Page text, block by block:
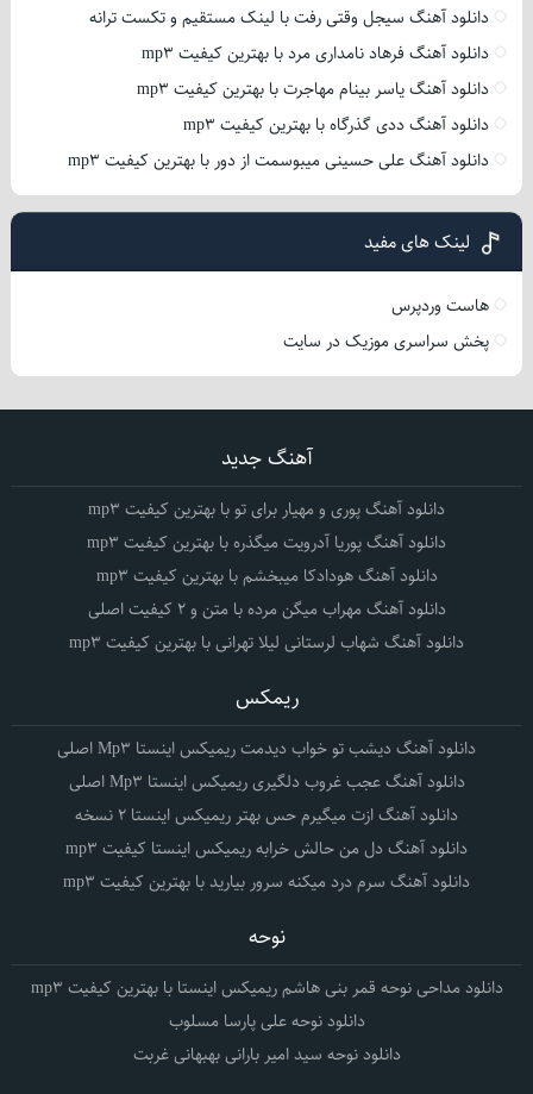
دانلود آهنگ سیجل وقتی رفت با لینک مستقیم و تکست ترانه
دانلود آهنگ فرهاد نامداری مرد با بهترین کیفیت mp3
دانلود آهنگ یاسر بینام مهاجرت با بهترین کیفیت mp3
دانلود آهنگ ددی گذرگاه با بهترین کیفیت mp3
دانلود آهنگ علی حسینی میبوسمت از دور با بهترین کیفیت mp3
لینک های مفید
هاست وردپرس
پخش سراسری موزیک در سایت
آهنگ جدید
دانلود آهنگ پوری و مهیار برای تو با بهترین کیفیت mp3
دانلود آهنگ پوریا آدرویت میگذره با بهترین کیفیت mp3
دانلود آهنگ هودادکا میبخشم با بهترین کیفیت mp3
دانلود آهنگ مهراب میگن مرده با متن و 2 کیفیت اصلی
دانلود آهنگ شهاب لرستانی لیلا تهرانی با بهترین کیفیت mp3
ریمکس
دانلود آهنگ دیشب تو خواب دیدمت ریمیکس اینستا Mp3 اصلی
دانلود آهنگ عجب غروب دلگیری ریمیکس اینستا Mp3 اصلی
دانلود آهنگ ازت میگیرم حس بهتر ریمیکس اینستا 2 نسخه
دانلود آهنگ دل من حالش خرابه ریمیکس اینستا کیفیت mp3
دانلود آهنگ سرم درد میکنه سرور بیارید با بهترین کیفیت mp3
نوحه
دانلود مداحی نوحه قمر بنی هاشم ریمیکس اینستا با بهترین کیفیت mp3
دانلود نوحه علی پارسا مسلوب
دانلود نوحه سید امیر بارانی بهبهانی غربت